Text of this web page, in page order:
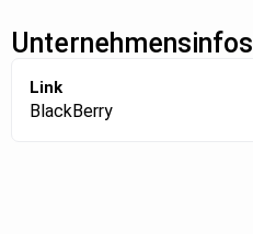
Unternehmensinfos
Link
BlackBerry